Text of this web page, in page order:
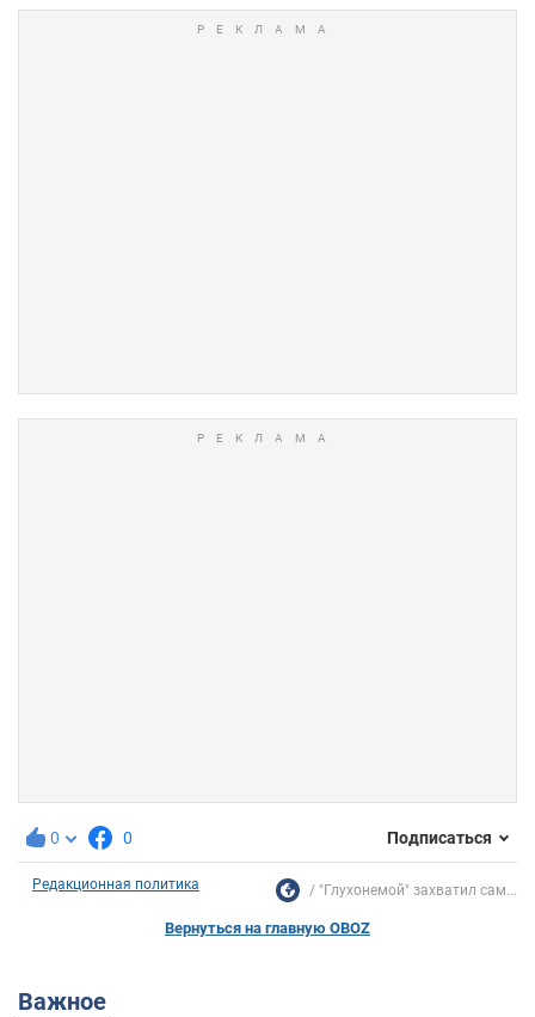
0 0 Подписаться
Редакционная политика "Глухонемой" захватил сам...
Вернуться на главную OBOZ
Важное